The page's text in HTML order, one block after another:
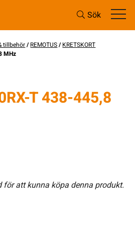
Sök
tillbehör/REMOTUS/KRETSKORT
MHz
T 438-445,8
att kunna köpa denna produkt.